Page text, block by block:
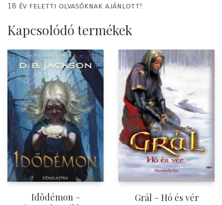
18 év feletti olvasóknak ajánlott!
Kapcsolódó termékek
Idõdémon –
Grál – Hó és vér